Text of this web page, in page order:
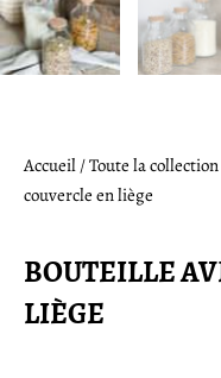
Accueil /Toute la collection
couvercle en liège
BOUTEILLE
LIÈGE